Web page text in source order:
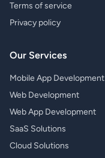
Terms of service
Privacy policy
Our Services
Mobile App Development
Web Development
Web App Development
SaaS Solutions
Cloud Solutions